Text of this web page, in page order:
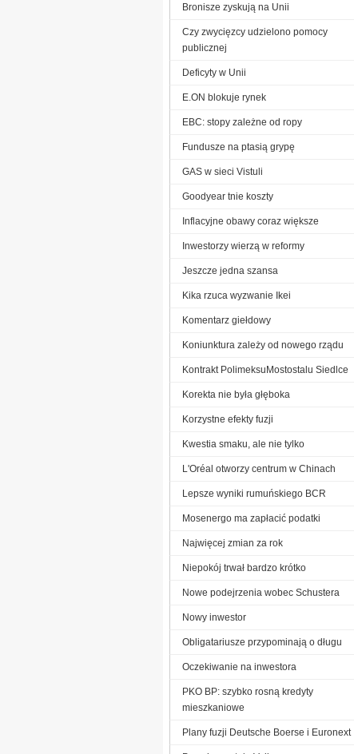
Bronisze zyskują na Unii
Czy zwycięzcy udzielono pomocy
publicznej
Deficyty w Unii
E.ON blokuje rynek
EBC: stopy zależne od ropy
Fundusze na ptasią grypę
GAS w sieci Vistuli
Goodyear tnie koszty
Inflacyjne obawy coraz większe
Inwestorzy wierzą w reformy
Jeszcze jedna szansa
Kika rzuca wyzwanie Ikei
Komentarz giełdowy
Koniunktura zależy od nowego rządu
Kontrakt PolimeksuMostostalu Siedlce
Korekta nie była głęboka
Korzystne efekty fuzji
Kwestia smaku, ale nie tylko
L'Oréal otworzy centrum w Chinach
Lepsze wyniki rumuńskiego BCR
Mosenergo ma zapłacić podatki
Najwięcej zmian za rok
Niepokój trwał bardzo krótko
Nowe podejrzenia wobec Schustera
Nowy inwestor
Obligatariusze przypominają o długu
Oczekiwanie na inwestora
PKO BP: szybko rosną kredyty
mieszkaniowe
Plany fuzji Deutsche Boerse i Euronext